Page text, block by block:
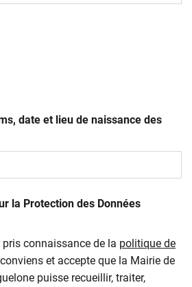
date et lieu de naissance des
la Protection des Données
connaissance de la politique de
et accepte que la Mairie de
puisse recueillir, traiter,